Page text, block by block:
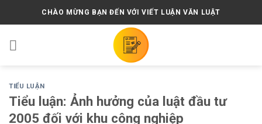
CHÀO MỪNG BẠN ĐẾN VỚI VIẾT LUẬN VĂN LUẬT
TIỂU LUẬN
Tiểu luận: Ảnh hưởng của luật đầu tư
2005 đối với khu công nghiệp